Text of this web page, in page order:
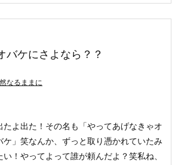
バケにさよなら？？
なるままに
たよ出た！ その名も「やってあげなきゃオ
ケ」笑なんか、ずっと取り憑かれていたみ
い！ やってよって誰が頼んだよ？笑私ね、